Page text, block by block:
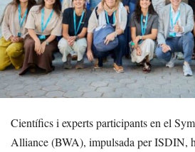
Científics i experts participants en el
Alliance (BWA), impulsada per ISDIN,